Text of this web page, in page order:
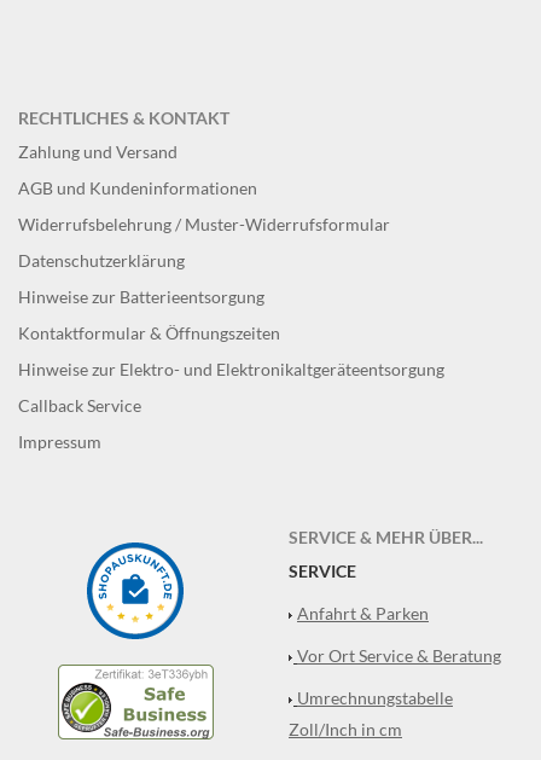
RECHTLICHES & KONTAKT
Zahlung und Versand
AGB und Kundeninformationen
Widerrufsbelehrung / Muster-Widerrufsformular
Datenschutzerklärung
Hinweise zur Batterieentsorgung
Kontaktformular & Öffnungszeiten
Hinweise zur Elektro- und Elektronikaltgeräteentsorgung
Callback Service
Impressum
SERVICE & MEHR ÜBER...
SERVICE
Anfahrt & Parken
Vor Ort Service & Beratung
Umrechnungstabelle
Zoll/Inch in cm